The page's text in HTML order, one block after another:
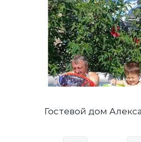
Гостевой дом